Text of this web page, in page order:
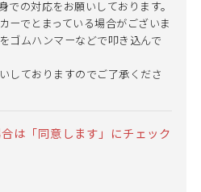
での対応をお願いしております。
ーでとまっている場合がございま
ゴムハンマーなどで叩き込んで
しておりますのでご了承くださ
は「同意します」にチェック